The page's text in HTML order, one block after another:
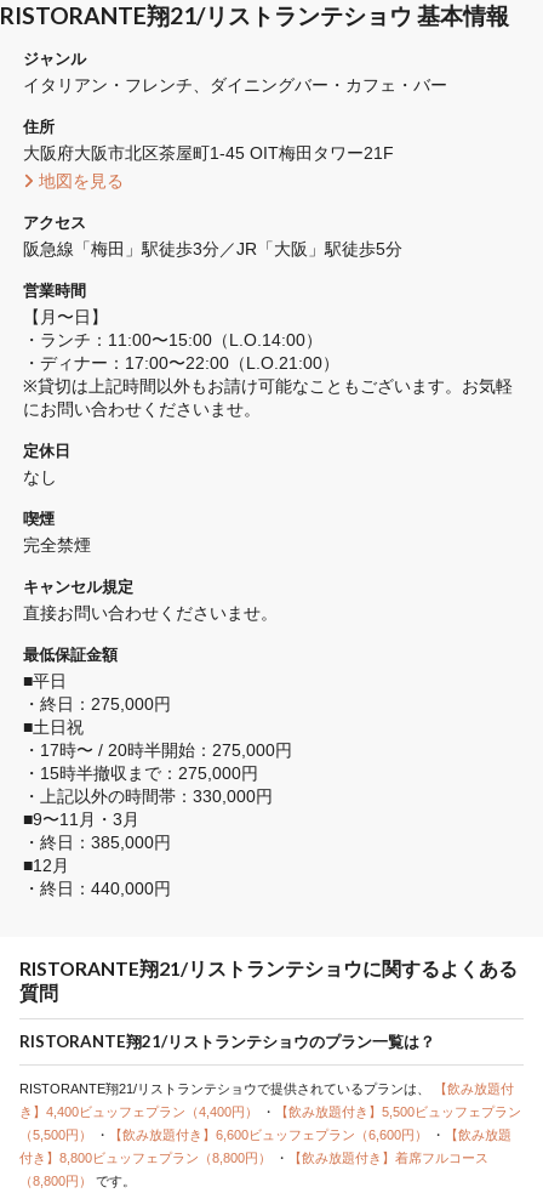
RISTORANTE翔21/リストランテショウ 基本情報
ジャンル
イタリアン・フレンチ ダイニングバー・カフェ・バー
住所
大阪府大阪市北区茶屋町1-45 OIT梅田タワー21F
地図を見る
アクセス
阪急線「梅田」駅徒歩3分／JR「大阪」駅徒歩5分
営業時間
【月〜日】
・ランチ：11:00〜15:00（L.O.14:00）
・ディナー：17:00〜22:00（L.O.21:00）
※貸切は上記時間以外もお請け可能なこともございます。お気軽
にお問い合わせくださいませ。
定休日
なし
喫煙
完全禁煙
キャンセル規定
直接お問い合わせくださいませ。
最低保証金額
■平日
・終日：275,000円
■土日祝
・17時〜 / 20時半開始：275,000円
・15時半撤収まで：275,000円
・上記以外の時間帯：330,000円
■9〜11月・3月
・終日：385,000円
■12月
・終日：440,000円
RISTORANTE翔21/リストランテショウに関するよくある
質問
RISTORANTE翔21/リストランテショウのプラン一覧は？
RISTORANTE翔21/リストランテショウで提供されているプランは、
【飲み放題付
き】4,400ビュッフェプラン（4,400円）
・
【飲み放題付き】5,500ビュッフェプラン
（5,500円）
・ 【飲み放題付き】6,600ビュッフェプラン（6,600円） ・
【飲み放題
付き】8,800ビュッフェプラン（8,800円）
・
【飲み放題付き】着席フルコース
（8,800円） です。